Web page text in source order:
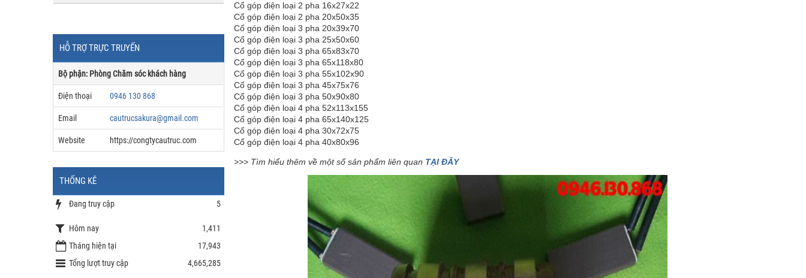
Cổ góp điện loại 2 pha 16x27x22
Cổ góp điện loại 2 pha 20x50x35
Cổ góp điện loại 3 pha 20x39x70
Cổ góp điện loại 3 pha 25x50x60
Cổ góp điện loại 3 pha 65x83x70
Cổ góp điện loại 3 pha 65x118x80
Cổ góp điện loại 3 pha 55x102x90
Cổ góp điện loại 3 pha 45x75x76
Cổ góp điện loại 3 pha 50x90x80
Cổ góp điện loại 4 pha 52x113x155
Cổ góp điện loại 4 pha 65x140x125
Cổ góp điện loại 4 pha 30x72x75
Cổ góp điện loại 4 pha 40x80x96
>>> Tìm hiểu thêm về một số sản phẩm liên quan TẠI ĐÂY
HỖ TRỢ TRỰC TRUYẾN
Bộ phận: Phòng Chăm sóc khách hàng
Điện thoại 0946 130 868
Email cautrucsakura@gmail.com
Website https://congtycautruc.com
THỐNG KÊ
Đang truy cập 5
Hôm nay
1,411
Tháng hiện tại
17,943
Tổng lượt truy cập
4,665,285